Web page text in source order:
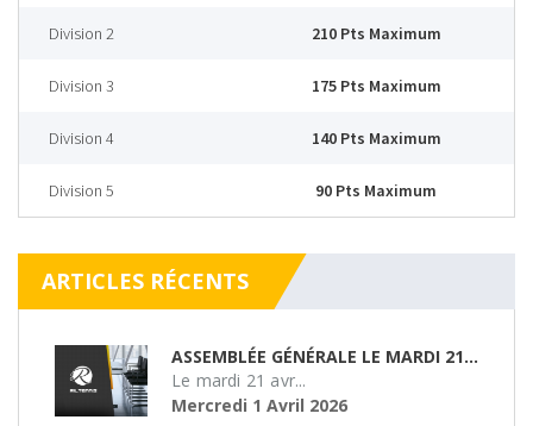
Division 2 210 Pts Maximum
Division 3 175 Pts Maximum
Division 4 140 Pts Maximum
Division 5 90 Pts Maximum
ARTICLES RÉCENTS
ASSEMBLÉE GÉNÉRALE LE MARDI 21/04/26
Le mardi 21 avr...
Mercredi 1 Avril 2026